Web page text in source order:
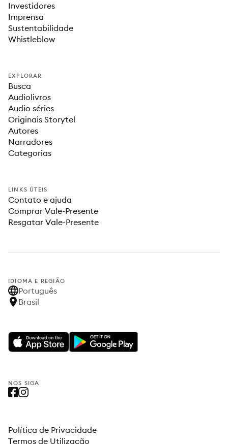
Investidores
Imprensa
Sustentabilidade
Whistleblow
EXPLORAR
Busca
Audiolivros
Audio séries
Originais Storytel
Autores
Narradores
Categorias
LINKS ÚTEIS
Contato e ajuda
Comprar Vale-Presente
Resgatar Vale-Presente
IDIOMA E REGIÃO
Português
Brasil
NOS SIGA
Política de Privacidade
Termos de Utilização